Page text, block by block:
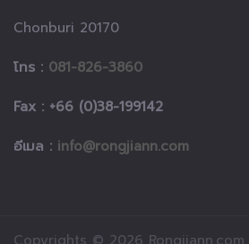
Chonburi 20170
โทร : 081-826-3860
Fax : +66 (0)38-199142
อีเมล : info@rongjiann.com